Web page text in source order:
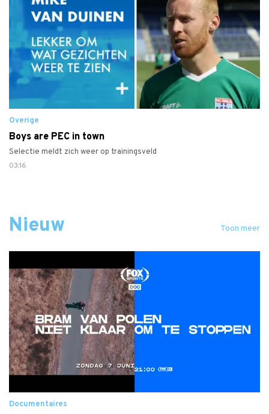
Overige
Boys are PEC in town
Selectie meldt zich weer op trainingsveld
03:16
Nieuw Toon meer
Documentaires